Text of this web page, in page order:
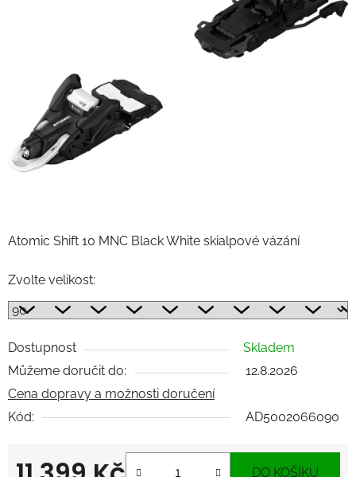
Atomic Shift 10 MNC Black White skialpové vázání
Zvolte velikost:
Dostupnost
Skladem
Můžeme doručit do:
12.8.2026
Cena dopravy a možnosti doručení
Kód:
AD5002066090
DO KOŠÍKU